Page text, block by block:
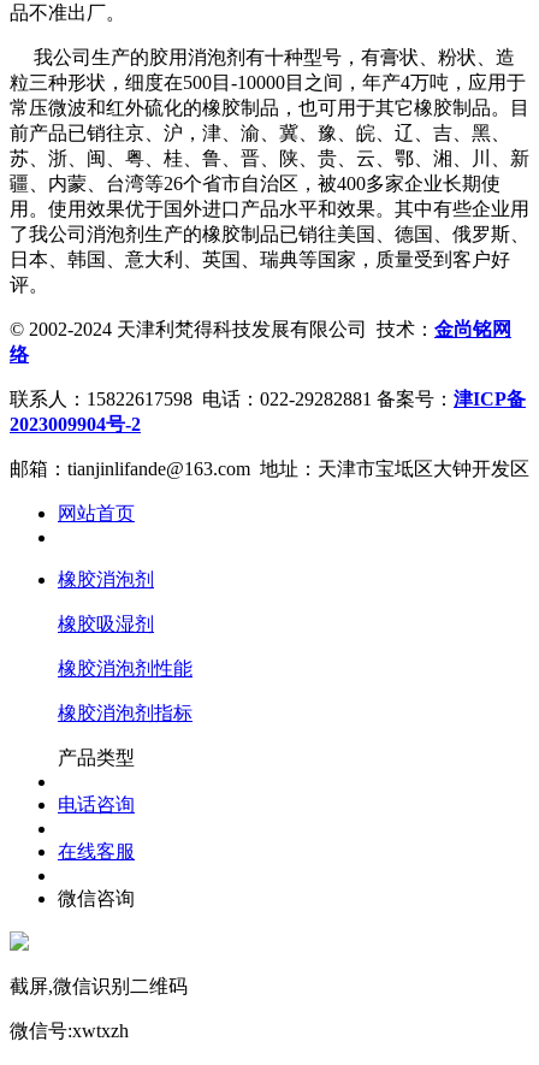
品不准出厂。
我公司生产的胶用消泡剂有十种型号，有膏状、粉状、造
粒三种形状，细度在500目-10000目之间，年产4万吨，应用于
常压微波和红外硫化的橡胶制品，也可用于其它橡胶制品。目
前产品已销往京、沪，津、渝、冀、豫、皖、辽、吉、黑、
苏、浙、闽、粤、桂、鲁、晋、陕、贵、云、鄂、湘、川、新
疆、内蒙、台湾等26个省市自治区，被400多家企业长期使
用。使用效果优于国外进口产品水平和效果。其中有些企业用
了我公司消泡剂生产的橡胶制品已销往美国、德国、俄罗斯、
日本、韩国、意大利、英国、瑞典等国家，质量受到客户好
评。
© 2002-2024 天津利梵得科技发展有限公司 技术： 金尚铭网
络
联系人：15822617598 电话：022-29282881 备案号： 津ICP备
2023009904号-2
邮箱：tianjinlifande@163.com 地址：天津市宝坻区大钟开发区
网站首页
橡胶消泡剂
橡胶吸湿剂
橡胶消泡剂性能
橡胶消泡剂指标
产品类型
电话咨询
在线客服
微信咨询
截屏,微信识别二维码
微信号:xwtxzh